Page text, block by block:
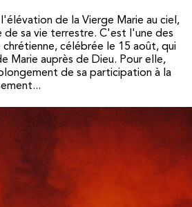
de la Vierge Marie au ciel,
de sa vie terrestre. C'est l'une des
célébrée le 15 août, qui
Marie auprès de Dieu. Pour elle,
de sa participation à la